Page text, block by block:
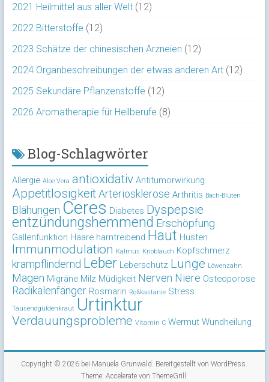
2021 Heilmittel aus aller Welt(12)
2022 Bitterstoffe (12)
2023 Schätze der chinesischen Arzneien (12)
2024 Organbeschreibungen der etwas anderen Art(12)
2025 Sekundäre Pflanzenstoffe (12)
2026 Aromatherapie für Heilberufe (8)
Blog-Schlagwörter
Allergie Aloe Vera antioxidativ Antitumorwirkung
Appetitlosigkeit Arteriosklerose Arthritis Bach-Blüten
Blähungen Ceres Diabetes Dyspepsie
entzündungshemmend Erschöpfung
Gallenfunktion Haare harntreibend Haut Husten
Immunmodulation Kalmus Knoblauch Kopfschmerz
krampflindernd Leber Leberschutz Lunge Löwenzahn
Magen Migräne Milz Müdigkeit Nerven Niere Osteoporose
Radikalenfänger Rosmarin Roßkastanie Stress
Tausendgüldenkraut Urtinktur
Verdauungsprobleme Vitamin C Wermut Wundheilung
Copyright © 2026 bei Manuela Grunwald . Bereitgestellt vonWordPress
Theme: Accelerate von ThemeGrill